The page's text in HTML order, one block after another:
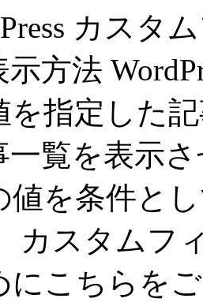
カスタ
方法
を指定した
一覧を表示
値を条件と
カスタムフ
にこちらを